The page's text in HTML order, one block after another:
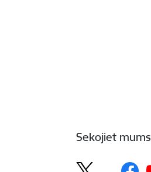
Sekojiet mums